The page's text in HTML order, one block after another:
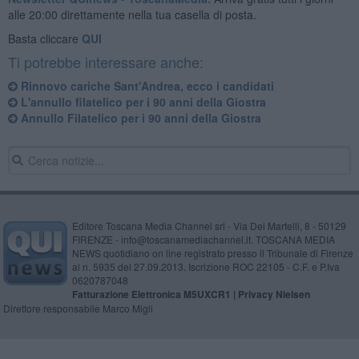
alle 20:00 direttamente nella tua casella di posta.
Basta cliccare QUI
Ti potrebbe interessare anche:
Rinnovo cariche Sant'Andrea, ecco i candidati
L'annullo filatelico per i 90 anni della Giostra
Annullo Filatelico per i 90 anni della Giostra
Editore Toscana Media Channel srl - Via Dei Martelli, 8 - 50129
FIRENZE - info@toscanamediachannel.it. TOSCANA MEDIA
NEWS quotidiano on line registrato presso il Tribunale di Firenze
al n. 5935 del 27.09.2013. Iscrizione ROC 22105 - C.F. e P.Iva
0620787048
Fatturazione Elettronica M5UXCR1 | Privacy Nielsen
Direttore responsabile Marco Migli